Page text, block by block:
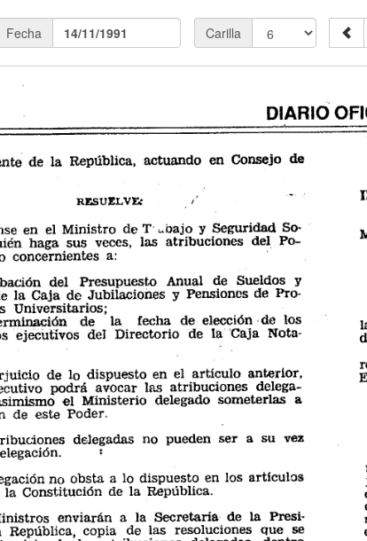
Fecha 14/11/1991 Carilla